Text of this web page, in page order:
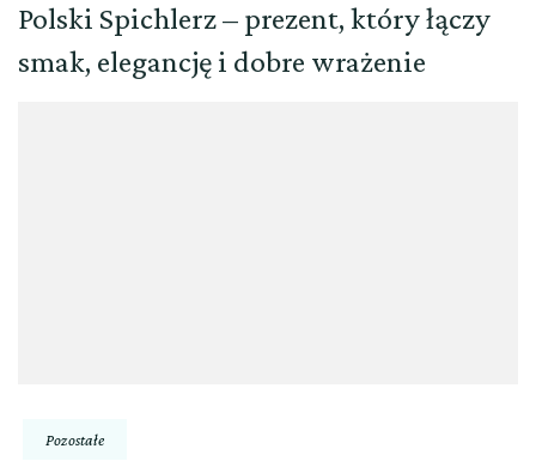
Polski Spichlerz – prezent, który łączy
smak, elegancję i dobre wrażenie
Pozostałe